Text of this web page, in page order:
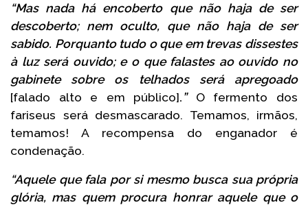
“Mas nada há encoberto que não haja de ser
descoberto; nem oculto, que não haja de ser
sabido. Porquanto tudo o que em trevas dissestes
à luz será ouvido; e o que falastes ao ouvido no
gabinete sobre os telhados será apregoado
[falado alto e em público].”O fermento dos
fariseus será desmascarado. Temamos, irmãos,
temamos! A recompensa do enganador é
condenação.
“Aquele que fala por si mesmo busca sua própria
glória, mas quem procura honrar aquele que o